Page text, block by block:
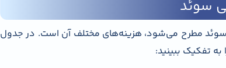
سوئد
سوئد مطرح می‌شود، هزینه‌های مختلف آن است. در جدول
تفکیک ببینید: